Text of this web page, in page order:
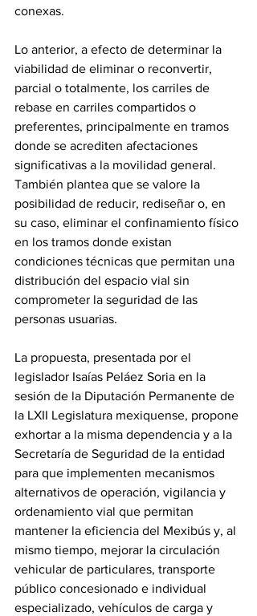
conexas.
Lo anterior, a efecto de determinar la
viabilidad de eliminar o reconvertir,
parcial o totalmente, los carriles de
rebase en carriles compartidos o
preferentes, principalmente en tramos
donde se acrediten afectaciones
significativas a la movilidad general.
También plantea que se valore la
posibilidad de reducir, rediseñar o, en
su caso, eliminar el confinamiento físico
en los tramos donde existan
condiciones técnicas que permitan una
distribución del espacio vial sin
comprometer la seguridad de las
personas usuarias.
La propuesta, presentada por el
legislador Isaías Peláez Soria en la
sesión de la Diputación Permanente de
la LXII Legislatura mexiquense, propone
exhortar a la misma dependencia y a la
Secretaría de Seguridad de la entidad
para que implementen mecanismos
alternativos de operación, vigilancia y
ordenamiento vial que permitan
mantener la eficiencia del Mexibús y, al
mismo tiempo, mejorar la circulación
vehicular de particulares, transporte
público concesionado e individual
especializado, vehículos de carga y